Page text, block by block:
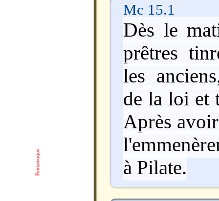
Mc 15.1
Dès le
prêtres
les
de la loi et
Après
à Pilate.
Pentateuque